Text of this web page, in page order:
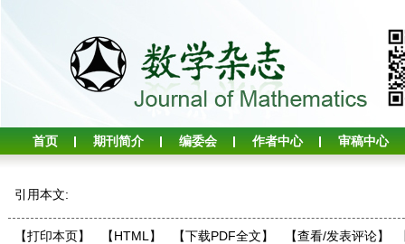
首页 期刊简介 编委会 作者中心 审稿中心
引用本文:
【打印本页】 【HTML】 【下载PDF全文】 【查看/发表评论】